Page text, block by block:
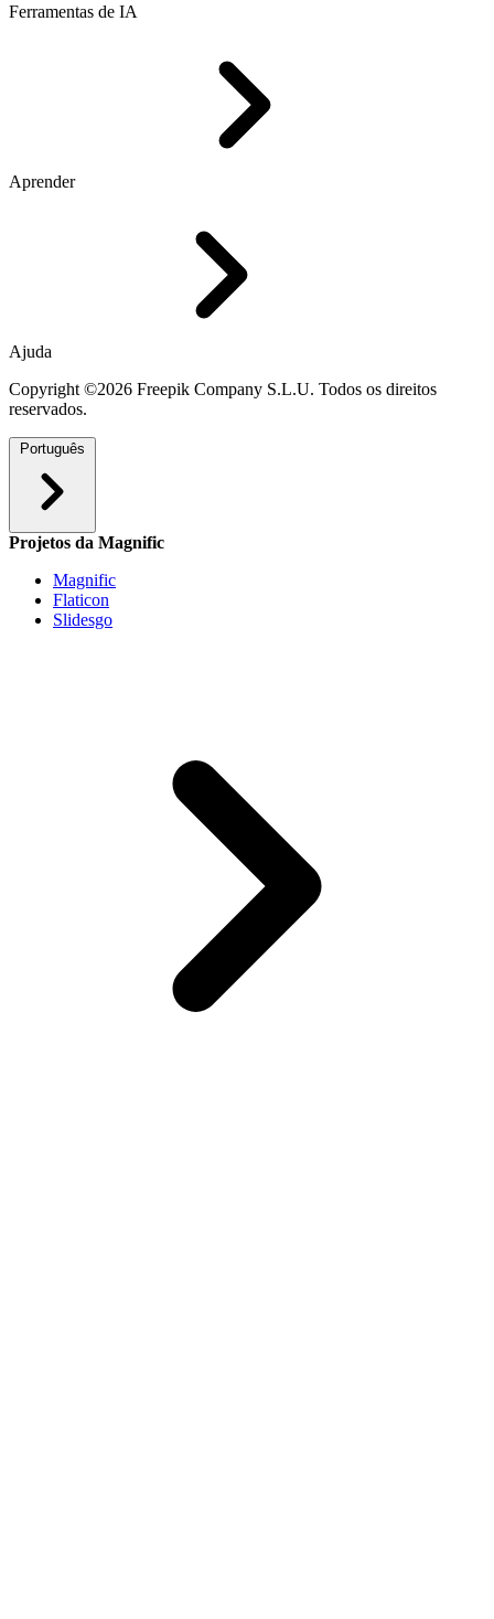
Ferramentas de IA
Aprender
Ajuda
Copyright ©2026 Freepik Company S.L.U. Todos os direitos
reservados.
Português
Projetos da Magnific
Magnific
Flaticon
Slidesgo